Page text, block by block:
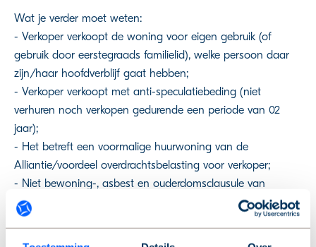
Wat je verder moet weten:
- Verkoper verkoopt de woning voor eigen gebruik (of
gebruik door eerstegraads familielid), welke persoon daar
zijn/haar hoofdverblijf gaat hebben;
- Verkoper verkoopt met anti-speculatiebeding (niet
verhuren noch verkopen gedurende een periode van 02
jaar);
- Het betreft een voormalige huurwoning van de
Alliantie/voordeel overdrachtsbelasting voor verkoper;
- Niet bewoning-, asbest en ouderdomsclausule van
toepassing;
- Verkoper behoudt zich het recht van gunning voor tot